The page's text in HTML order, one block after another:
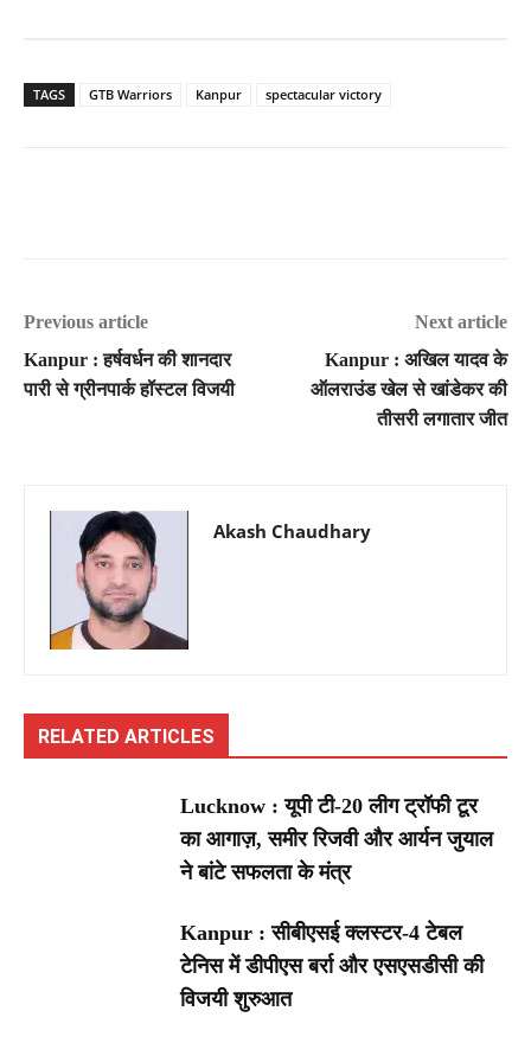
TAGS GTB Warriors Kanpur spectacular victory
Previous article
Kanpur : हर्षवर्धन की शानदार
पारी से ग्रीनपार्क हॉस्टल विजयी
Next article
Kanpur : अखिल यादव के
ऑलराउंड खेल से खांडेकर की
तीसरी लगातार जीत
Akash Chaudhary
RELATED ARTICLES
Lucknow : यूपी टी-20 लीग ट्रॉफी टूर
का आगाज़, समीर रिजवी और आर्यन जुयाल
ने बांटे सफलता के मंत्र
Kanpur : सीबीएसई क्लस्टर-4 टेबल
टेनिस में डीपीएस बर्रा और एसएसडीसी की
विजयी शुरुआत